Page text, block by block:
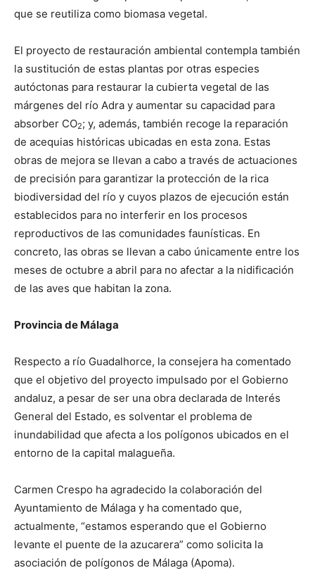
que se reutiliza como biomasa vegetal.
El proyecto de restauración ambiental contempla también
la sustitución de estas plantas por otras especies
autóctonas para restaurar la cubierta vegetal de las
márgenes del río Adra y aumentar su capacidad para
absorber CO2; y, además, también recoge la reparación
de acequias históricas ubicadas en esta zona. Estas
obras de mejora se llevan a cabo a través de actuaciones
de precisión para garantizar la protección de la rica
biodiversidad del río y cuyos plazos de ejecución están
establecidos para no interferir en los procesos
reproductivos de las comunidades faunísticas. En
concreto, las obras se llevan a cabo únicamente entre los
meses de octubre a abril para no afectar a la nidificación
de las aves que habitan la zona.
Provincia de Málaga
Respecto a río Guadalhorce, la consejera ha comentado
que el objetivo del proyecto impulsado por el Gobierno
andaluz, a pesar de ser una obra declarada de Interés
General del Estado, es solventar el problema de
inundabilidad que afecta a los polígonos ubicados en el
entorno de la capital malagueña.
Carmen Crespo ha agradecido la colaboración del
Ayuntamiento de Málaga y ha comentado que,
actualmente, “estamos esperando que el Gobierno
levante el puente de la azucarera” como solicita la
asociación de polígonos de Málaga (Apoma).